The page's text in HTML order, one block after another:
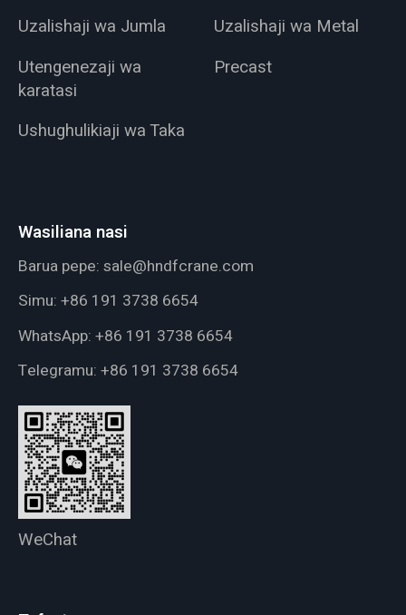
Uzalishaji wa Jumla
Uzalishaji wa Metal
Utengenezaji wa
karatasi
Precast
Ushughulikiaji wa Taka
Wasiliana nasi
Barua pepe: sale@hndfcrane.com
Simu: +86 191 3738 6654
WhatsApp: +86 191 3738 6654
Telegramu: +86 191 3738 6654
WeChat